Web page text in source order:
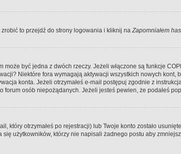
zrobić to przejdź do strony logowania i kliknij naZapomniałem
być jedna z dwóch rzeczy. Jeżeli włączone są funkcje
Niektóre fora wymagają aktywacji wszystkich nowych
konta. Jeżeli otrzymałeś e-mail postępuj zgodnie z
forum osób niepożądanych. Jeżeli jesteś pewien, że podałeś
który otrzymałeś po rejestracji) lub Twoje konto zostało
użytkowników, którzy nie napisali żadnego postu aby